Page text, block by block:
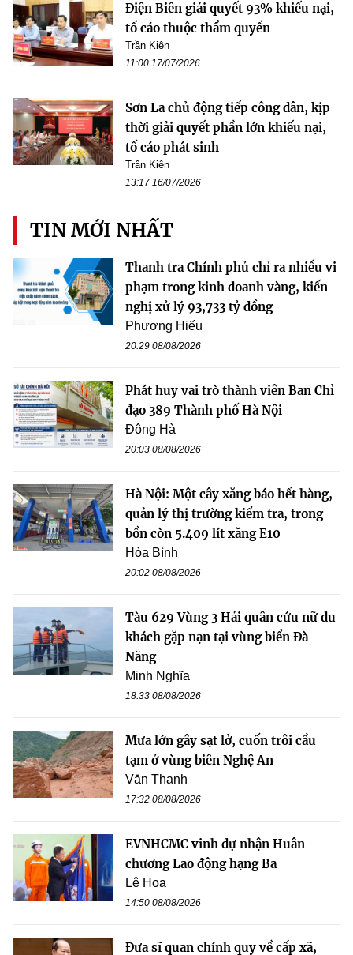
Điện Biên giải quyết 93% khiếu nại,
tố cáo thuộc thẩm quyền
Trần Kiên
11:00 17/07/2026
Sơn La chủ động tiếp công dân, kịp
thời giải quyết phần lớn khiếu nại,
tố cáo phát sinh
Trần Kiên
13:17 16/07/2026
TIN MỚI NHẤT
Thanh tra Chính phủ chỉ ra nhiều vi
phạm trong kinh doanh vàng, kiến
nghị xử lý 93,733 tỷ đồng
Phương Hiếu
20:29 08/08/2026
Phát huy vai trò thành viên Ban Chỉ
đạo 389 Thành phố Hà Nội
Đông Hà
20:03 08/08/2026
Hà Nội: Một cây xăng báo hết hàng,
quản lý thị trường kiểm tra, trong
bồn còn 5.409 lít xăng E10
Hòa Bình
20:02 08/08/2026
Tàu 629 Vùng 3 Hải quân cứu nữ du
khách gặp nạn tại vùng biển Đà
Nẵng
Minh Nghĩa
18:33 08/08/2026
Mưa lớn gây sạt lở, cuốn trôi cầu
tạm ở vùng biên Nghệ An
Văn Thanh
17:32 08/08/2026
EVNHCMC vinh dự nhận Huân
chương Lao động hạng Ba
Lê Hoa
14:50 08/08/2026
Đưa sĩ quan chính quy về cấp xã,